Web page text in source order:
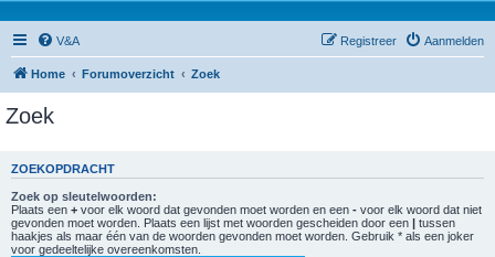
V&A Aanmelden
Registreer
Home Forumoverzicht Zoek
Zoek
ZOEKOPDRACHT
Zoek op sleutelwoorden:
Plaats een + voor elk woord dat gevonden moet worden en een - voor elk woord dat niet
gevonden moet worden. Plaats een lijst met woorden gescheiden door een | tussen
haakjes als maar één van de woorden gevonden moet worden. Gebruik * als een joker
voor gedeeltelijke overeenkomsten.